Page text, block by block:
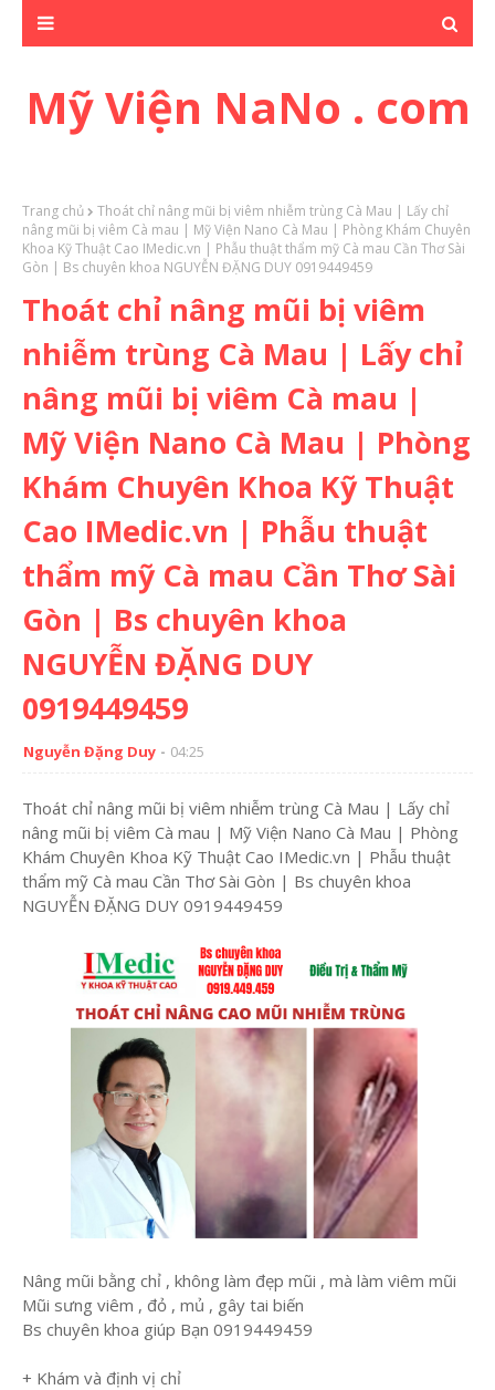
Mỹ Viện NaNo . com
Trang chủ
Thoát chỉ nâng mũi bị viêm nhiễm trùng Cà Mau | Lấy chỉ
nâng mũi bị viêm Cà mau | Mỹ Viện Nano Cà Mau | Phòng Khám Chuyên
Khoa Kỹ Thuật Cao IMedic.vn | Phẫu thuật thẩm mỹ Cà mau Cần Thơ Sài
Gòn | Bs chuyên khoa NGUYỄN ĐẶNG DUY 0919449459
Thoát chỉ nâng mũi bị viêm
nhiễm trùng Cà Mau | Lấy chỉ
nâng mũi bị viêm Cà mau |
Mỹ Viện Nano Cà Mau | Phòng
Khám Chuyên Khoa Kỹ Thuật
Cao IMedic.vn | Phẫu thuật
thẩm mỹ Cà mau Cần Thơ Sài
Gòn | Bs chuyên khoa
NGUYỄN ĐẶNG DUY
0919449459
Nguyễn Đặng Duy 04:25
Thoát chỉ nâng mũi bị viêm nhiễm trùng Cà Mau | Lấy chỉ
nâng mũi bị viêm Cà mau | Mỹ Viện Nano Cà Mau | Phòng
Khám Chuyên Khoa Kỹ Thuật Cao IMedic.vn | Phẫu thuật
thẩm mỹ Cà mau Cần Thơ Sài Gòn | Bs chuyên khoa
NGUYỄN ĐẶNG DUY 0919449459
Nâng mũi bằng chỉ , không làm đẹp mũi , mà làm viêm mũi
Mũi sưng viêm , đỏ , mủ , gây tai biến
Bs chuyên khoa giúp Bạn 0919449459
+ Khám và định vị chỉ